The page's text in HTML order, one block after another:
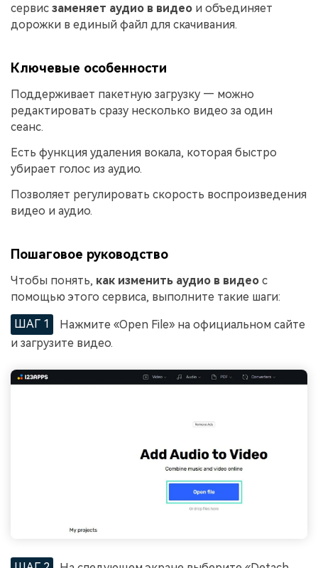
сервис заменяет аудио в видео и объединяет
дорожки в единый файл для скачивания.
Ключевые особенности
Поддерживает пакетную загрузку — можно
редактировать сразу несколько видео за один
сеанс.
Есть функция удаления вокала, которая быстро
убирает голос из аудио.
Позволяет регулировать скорость воспроизведения
видео и аудио.
Пошаговое руководство
Чтобы понять, как изменить аудио в видео с
помощью этого сервиса, выполните такие шаги:
ШАГ 1
Нажмите «Open File» на официальном сайте
и загрузите видео.